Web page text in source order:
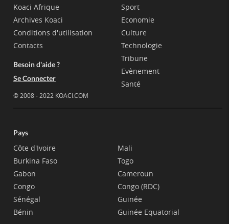
Koaci Afrique
Archives Koaci
Conditions d'utilisation
Contacts
Besoin d'aide ?
Se Connecter
© 2008 - 2022 KOACI.COM
Sport
Economie
Culture
Technologie
Tribune
Evènement
Santé
Pays
Côte d'Ivoire
Burkina Faso
Gabon
Congo
Sénégal
Bénin
Mali
Togo
Cameroun
Congo (RDC)
Guinée
Guinée Equatorial